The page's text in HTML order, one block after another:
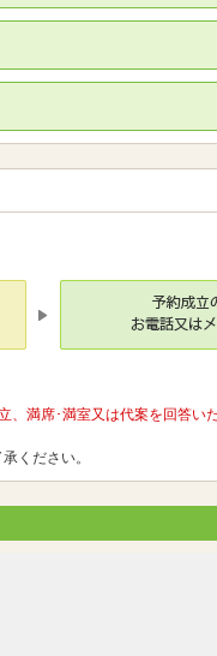
、満席･満室又は代案を回答い
ください。